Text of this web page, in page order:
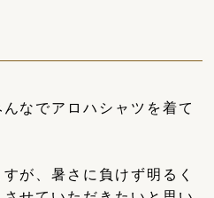
なでアロハシャツを着て
が、暑さに負けず明るく